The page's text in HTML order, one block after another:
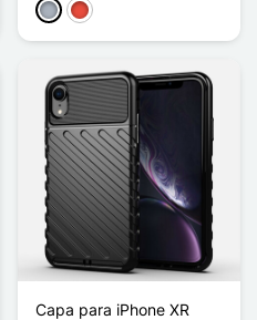
CinzentoVermelho
Capa para iPhone XR